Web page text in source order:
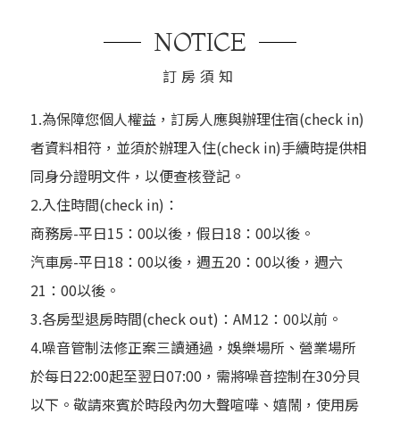
NOTICE
訂房須知
1.為保障您個人權益，訂房人應與辦理住宿(check in)
者資料相符，並須於辦理入住(check in)手續時提供相
同身分證明文件，以便查核登記。
2.入住時間(check in)：
商務房-平日15：00以後，假日18：00以後。
汽車房-平日18：00以後，週五20：00以後，週六
21：00以後。
3.各房型退房時間(check out)：AM12：00以前。
4.噪音管制法修正案三讀通過，娛樂場所、營業場所
於每日22:00起至翌日07:00，需將噪音控制在30分貝
以下。敬請來賓於時段內勿大聲喧嘩、嬉鬧，使用房